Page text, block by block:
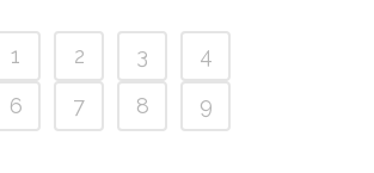
1 2 3
4
6 7 8 9